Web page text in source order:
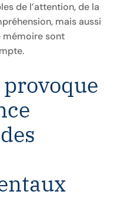
de l’attention, de la
mais aussi
mémoire sont